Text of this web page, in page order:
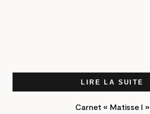
LIRE LA SUITE
Carnet « Matisse I »